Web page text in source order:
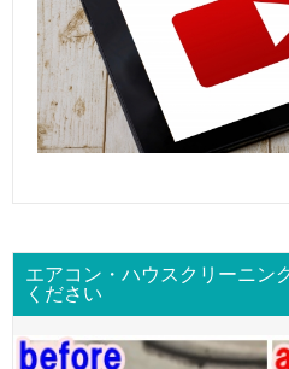
エアコン・ハウスクリーニン
ください